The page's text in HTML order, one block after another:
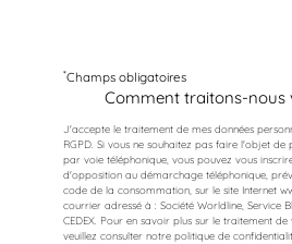
*Champs obligatoires
Comment traitons-nous
J'accepte le traitement de mes données
RGPD. Si vous ne souhaitez pas faire l'objet
par voie téléphonique, vous pouvez vous
d'opposition au démarchage téléphonique,
code de la consommation, sur le site Internet
courrier adressé à : Société Worldline, Service
CEDEX. Pour en savoir plus sur le traitement de
veuillez consulter notre politique de